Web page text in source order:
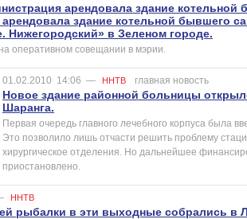
арендовала здание котельной
здание котельной бывшего
Нижегородский» в Зеленом городе.
оперативном совещании в мэрии.
01.02.2010 14:06 — ННТВ главная новость
Новое здание районной больницы
Шаранга.
Первая очередь главного лечебного корпуса была
Это позволило лишь отчасти решить проблему
хирургическое отделения. Но дальнейшее
приостановлено.
ННТВ
рыбалки в эти выходные собрались в